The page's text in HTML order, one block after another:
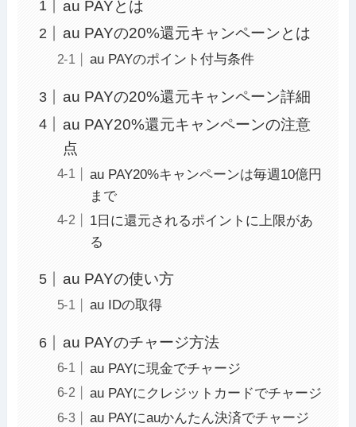
au PAYとは
au PAYの20%還元キャンペーンとは
au PAYのポイント付与条件
au PAYの20%還元キャンペーン詳細
au PAY20%還元キャンペーンの注意
点
au PAY20%キャンペーンは毎週10億円
まで
1日に還元されるポイントに上限があ
る
au PAYの使い方
au IDの取得
au PAYのチャージ方法
au PAYに現金でチャージ
au PAYにクレジットカードでチャージ
au PAYにauかんたん決済でチャージ